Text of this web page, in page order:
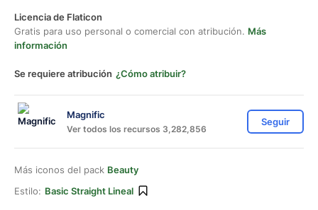
Licencia de Flaticon
Gratis para uso personal o comercial con atribución. Más
información
Se requiere atribución ¿Cómo atribuir?
Magnific
Ver todos los recursos 3,282,856
Seguir
Más iconos del pack Beauty
Estilo: Basic Straight Lineal